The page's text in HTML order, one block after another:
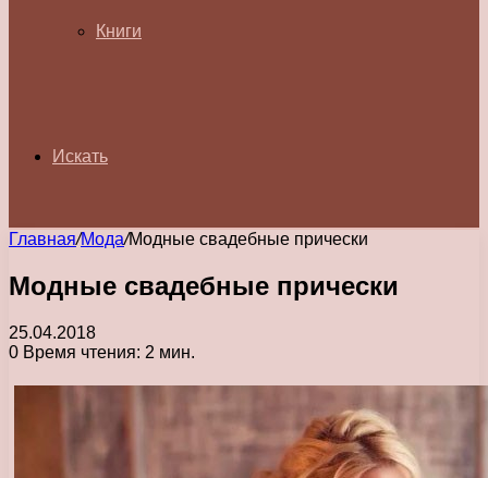
Книги
Искать
Главная/Мода/Модные свадебные прически
Модные свадебные прически
25.04.2018
0 Время чтения: 2 мин.